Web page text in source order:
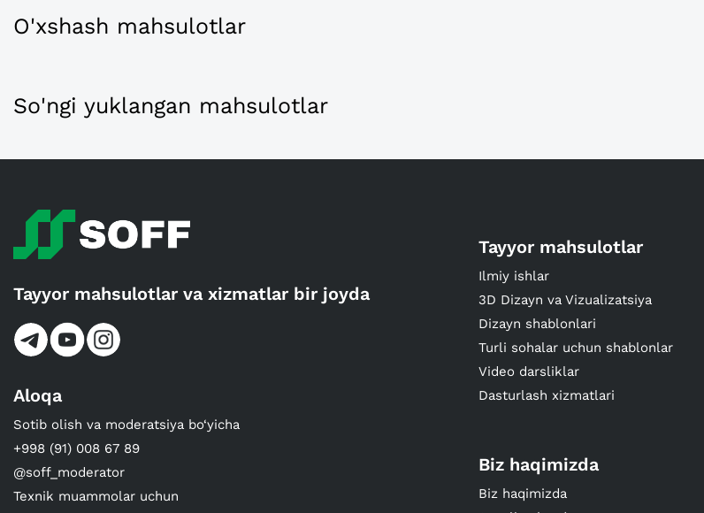
O'xshash mahsulotlar
So'ngi yuklangan mahsulotlar
Tayyor mahsulotlar va xizmatlar bir joyda
Aloqa
Sotib olish va moderatsiya bo‘yicha
+998 (91) 008 67 89
@soff_moderator
Texnik muammolar uchun
Tayyor mahsulotlar
Ilmiy ishlar
3D Dizayn va Vizualizatsiya
Dizayn shablonlari
Turli sohalar uchun shablonlar
Video darsliklar
Dasturlash xizmatlari
Biz haqimizda
Biz haqimizda